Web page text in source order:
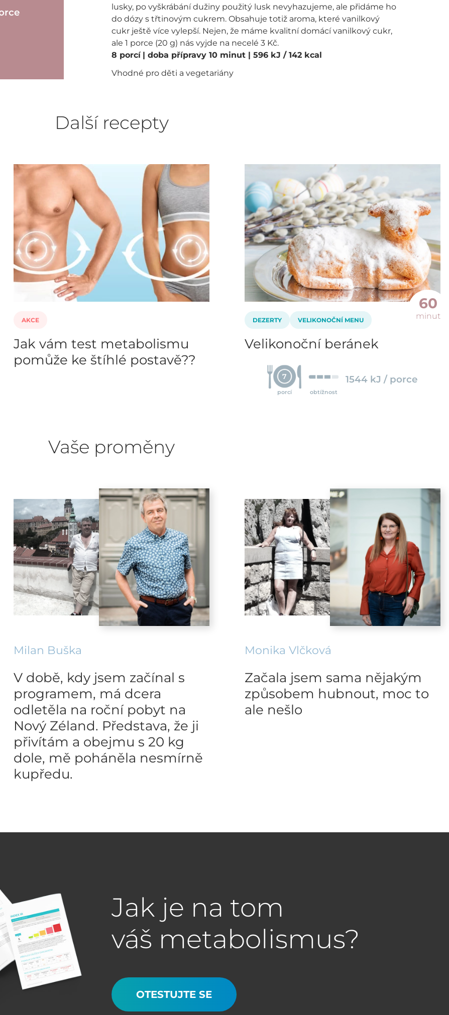
lusky, po vyškrábání dužiny použitý lusk nevyhazujeme, ale přidáme ho
do dózy s třtinovým cukrem. Obsahuje totiž aroma, které vanilkový
cukr ještě více vylepší. Nejen, že máme kvalitní domácí vanilkový cukr,
ale 1 porce (20 g) nás vyjde na necelé 3 Kč.
8 porcí | doba přípravy 10 minut | 596 kJ / 142 kcal
Vhodné pro děti a vegetariány
Další recepty
AKCE
Jak vám test metabolismu
pomůže ke štíhlé postavě??
60
minut
DEZERTY VELIKONOČNÍ MENU
Velikonoční beránek
7
porcí obtížnost
1544 kJ / porce
Vaše proměny
Milan Buška
V době, kdy jsem začínal s
programem, má dcera
odletěla na roční pobyt na
Nový Zéland. Představa, že ji
přivítám a obejmu s 20 kg
dole, mě poháněla nesmírně
kupředu.
Monika Vlčková
Začala jsem sama nějakým
způsobem hubnout, moc to
ale nešlo
Jak je na tom
váš metabolismus?
OTESTUJTE SE